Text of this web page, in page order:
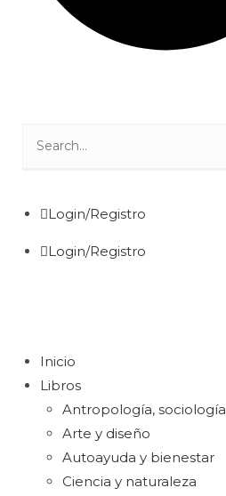
Login/Registro
Login/Registro
Inicio
Libros
Antropología,
Arte y diseño
Autoayuda y bienestar
Ciencia y naturaleza